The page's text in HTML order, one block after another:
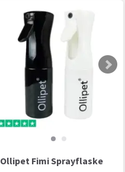
Ollipet Fimi Sprayflaske